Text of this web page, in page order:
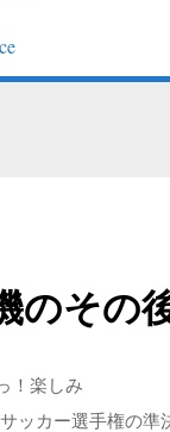
のその
！楽しみ
ッカー選手権の